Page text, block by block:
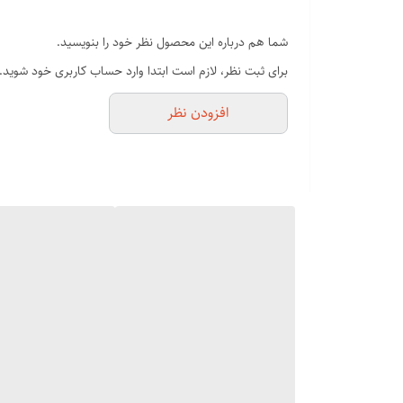
ضد موخوره
ترمیم کوهای شکسته شده
دارای روغن احیا کننده موهای ویز و شکسته شده
بهترین محصول برای سالن و استفاده شخصی
شما هم درباره این محصول نظر خود را بنویسید.
برای ثبت نظر، لازم است ابتدا وارد حساب کاربری خود شوید.
افزودن نظر